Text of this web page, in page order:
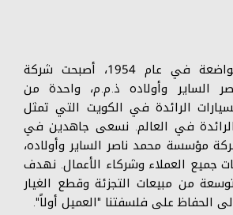
منذ بداياتها المتواضعة في عام 1954، أصبحت شركة
الساير وأولاده ذ.م.م، واحدة من
الرائدة في الكويت التي تمثل
الرائدة في العالم. نسعى جاهدين في
مؤسسة محمد ناصر الساير وأولاده،
جميع العملاء وشركاء الأعمال. نهدف
من مبيعات التجزئة وقطع الغيار
الحفاظ على فلسفتنا "العميل أولاً".